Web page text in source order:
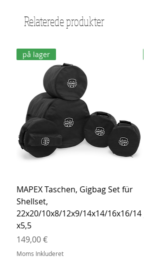
Relaterede produkter
på lager
MAPEX Taschen, Gigbag Set für
Shellset,
22x20/10x8/12x9/14x14/16x16/14
x5,5
Pris
149,00 €
Moms Inkluderet
Pris